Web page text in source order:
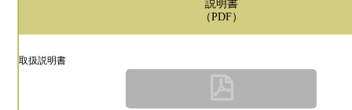
説明書
（PDF）
取扱説明書